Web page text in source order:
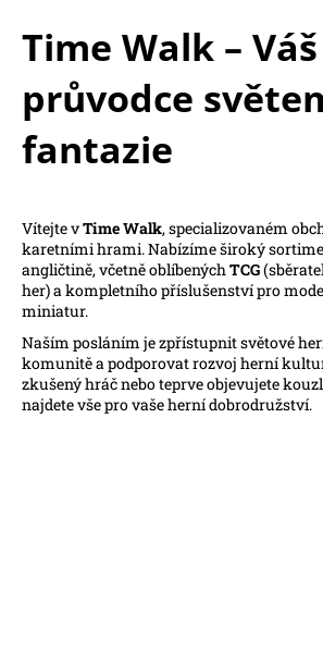
Time Walk – Váš
průvodce
fantazie
Vítejte vTime Walk, specializovaném
karetními hrami. Nabízíme široký
angličtině, včetně oblíbenýchTCG
her) a kompletního příslušenství pro
miniatur.
Naším posláním je zpřístupnit světové
komunitě a podporovat rozvoj herní
zkušený hráč nebo teprve objevujete
najdete vše pro vaše herní dobrodružství.